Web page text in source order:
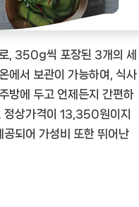
, 350g씩 포장된 3개의 세
에서 보관이 가능하여, 식사
방에 두고 언제든지 간편하
정상가격이 13,350원이지
되어 가성비 또한 뛰어난